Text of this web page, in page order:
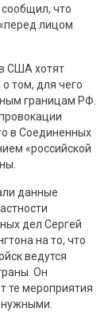
что
лицом
США хотят
том, для чего
границам РФ.
в Соединенных
«российской
данные
дел Сергей
на то, что
ведутся
Он
те мероприятия
нужными.